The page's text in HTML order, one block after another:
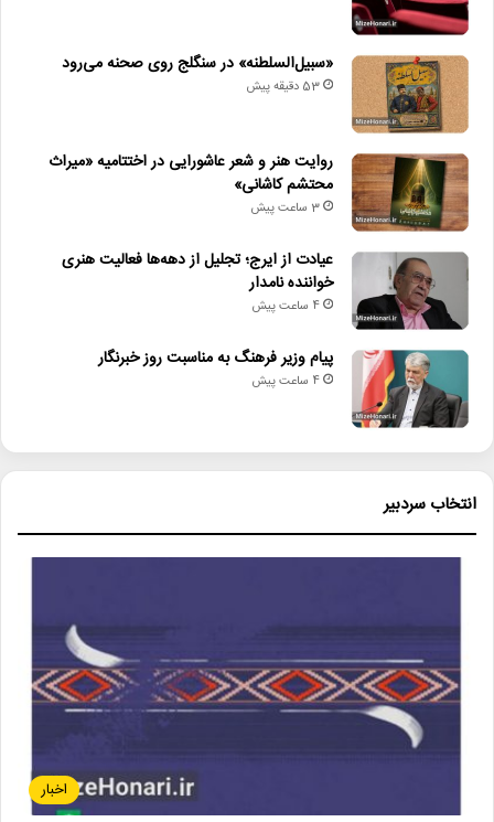
«سبیل‌السلطنه» در سنگلج روی صحنه می‌رود
53 دقیقه پیش
روایت هنر و شعر عاشورایی در اختتامیه «میراث
محتشم کاشانی»
3 ساعت پیش
عیادت از ایرج؛ تجلیل از دهه‌ها فعالیت هنری
خواننده نامدار
4 ساعت پیش
پیام وزیر فرهنگ به مناسبت روز خبرنگار
4 ساعت پیش
انتخاب سردبیر
اخبار